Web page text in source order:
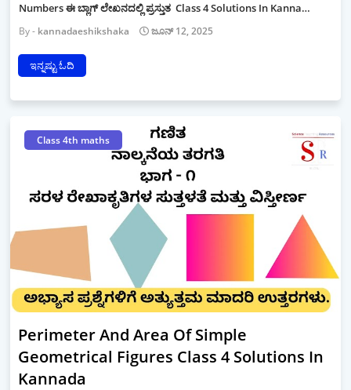
Numbers ಈ ಬ್ಲಾಗ್ ಲೇಖನದಲ್ಲಿ ಪ್ರಸ್ತುತ Class 4 Solutions In Kanna…
kannadaeshikshaka ಜೂನ್ 12, 2025
ಇನ್ನಷ್ಟು ಓದಿ
Class 4th maths
Perimeter And Area Of Simple
Geometrical Figures Class 4 Solutions In
Kannada